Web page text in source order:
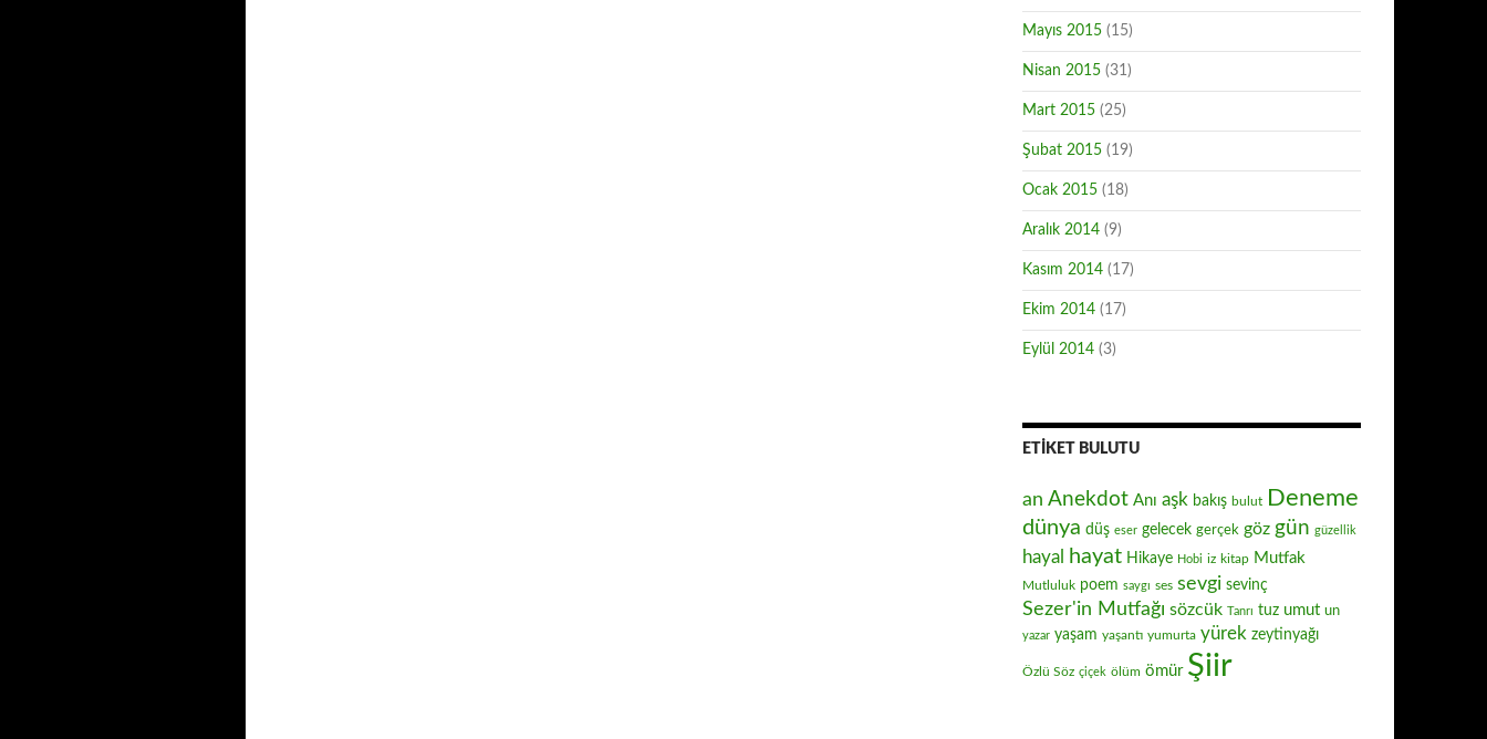
Mayıs 2015 (15)
Nisan 2015 (31)
Mart 2015 (25)
Şubat 2015 (19)
Ocak 2015 (18)
Aralık 2014 (9)
Kasım 2014 (17)
Ekim 2014 (17)
Eylül 2014 (3)
ETIKET BULUTU
an Anekdot Anı aşk bakış bulut Deneme
dünya düş eser gelecek gerçek göz gün güzellik
hayal hayat Hikaye Hobi iz kitap Mutfak
Mutluluk poem saygı ses sevgi sevinç
Sezer'in Mutfağı sözcük Tanrı tuz umut un
yazar yaşam yaşantı yumurta yürek zeytinyağı
Özlü Söz çiçek ölüm ömür Şiir